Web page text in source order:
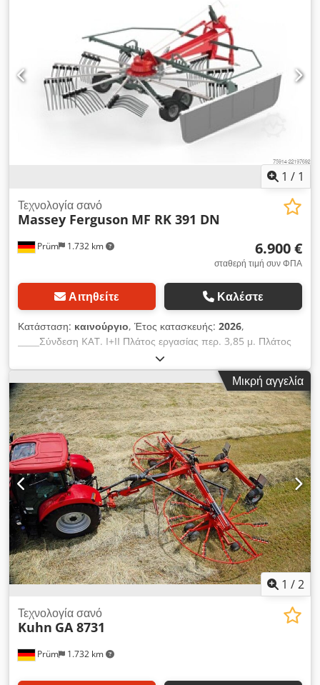
30/41 Απαιτούμενα υδραυλικά συστήματα 1x DW Στροφές PTO
σ.α.λ. 540 Καθολικός άξονας με προστασία υπερφόρτωσης
(ροδέλα αστέρος) Προφίλ καθολικού άξονα 1 3/8" 6 τμχ
Προειδοποιητικές πινακίδες στάνταρ Φωτισμός προαιρετικός
Βάρος περ. 822 kg Ειδικός εξοπλισμός – φωτισμός LED
Εσωτερικός αριθμός 14392 Καθαρή τιμή: 10.300,00 EUR Τιμή
με ΦΠΑ: 12.257,00 EUR, Τοποθεσία αποθήκης: μη διαθέσιμο
1 / 1
Prüm 1.732 km
Τεχνολογία σανό
Massey Ferguson MF RK 391 DN
6.900 €
σταθερή τιμή συν ΦΠΑ
Αιτηθείτε Καλέστε
Κατάσταση: καινούργιο, Έτος κατασκευής: 2026,
_____Σύνδεση KAT. I+II Πλάτος εργασίας περ. 3,85 μ. Πλάτος
σειράς περ. 0,70 - 1,55 μ. Πλάτος μεταφοράς (με αφαιρεμένους
βραχίονες δοντιών) περ. 1,68 μ. Μήκος μεταφοράς περ. 2,34 μ.
Διάμετρος στροφέα 2,96 μ. Βραχίονες ανά στροφέα 10 Διπλές
ακίδες ανά βραχίονα 4 Ελαστικά πλαισίου στροφέα 2x 16/6.50-
8 διπλός άξονας Ειδικός εξοπλισμός Απαιτούμενη ισχύς περ.
kW/HP 20/27 Απαραίτητες υδραυλικές συνδέσεις - Μηχανική
ρύθμιση ύψους στροφέα Στροφές PTO σαλ./λεπτό 540 Dedpfx
Ajzgqq Rsqijck Κεντρικός άξονας με προστασία
υπερφόρτωσης (αστεροειδής καστάνια) Προφίλ κεντρικού
άξονα 1 3/8" 6 τεμαχίων Πινακίδες προειδοποίησης ειδικός
εξοπλισμός Φωτισμός ειδικός εξοπλισμός Βάρος περ. 520 kg
Ειδικός εξοπλισμός - Σετ προειδοποιητικών πινακίδων με LED
φωτισμό - 1 σετ διπλών αξόνων με ελαστικά 16/6.50-8
Εσωτερικός αριθμός 14393 Καθαρή τιμή: 6.900,00 EUR Τιμή με
ΦΠΑ: 8.211,00 EUR Αποθήκη: δεν έχει δηλωθεί
Μικρή αγγελία
1 /2
Prüm 1.732 km
Τεχνολογία σανό
Kuhn GA 8731